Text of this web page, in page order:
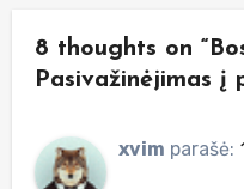
8 thoughts on
Pasivažinėjimas į
xvim parašė: